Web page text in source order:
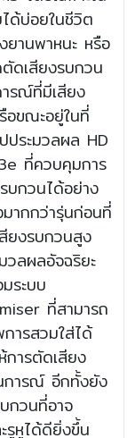
ด้บ่อยในชีวิต
ยานพาหนะ หรือ
ดเสียงรบกวน
รณ์ที่มีเสียง
อขณะอยู่ในที่
ระมวลผล HD
ที่ควบคุมการ
บกวนได้อย่าง
ากกว่ารุ่นก่อนที่
ยงรบกวนสูง
ลผลอัจฉริยะ
ระบบ
ที่สามารถ
การสวมใส่ได้
การตัดเสียง
การณ์ อีกทั้งยัง
กวนที่อาจ
รูหูได้ดียิ่งขึ้น